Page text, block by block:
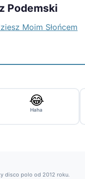
Podemski
Moim Słońcem
😂
Haha
disco polo od 2012 roku.